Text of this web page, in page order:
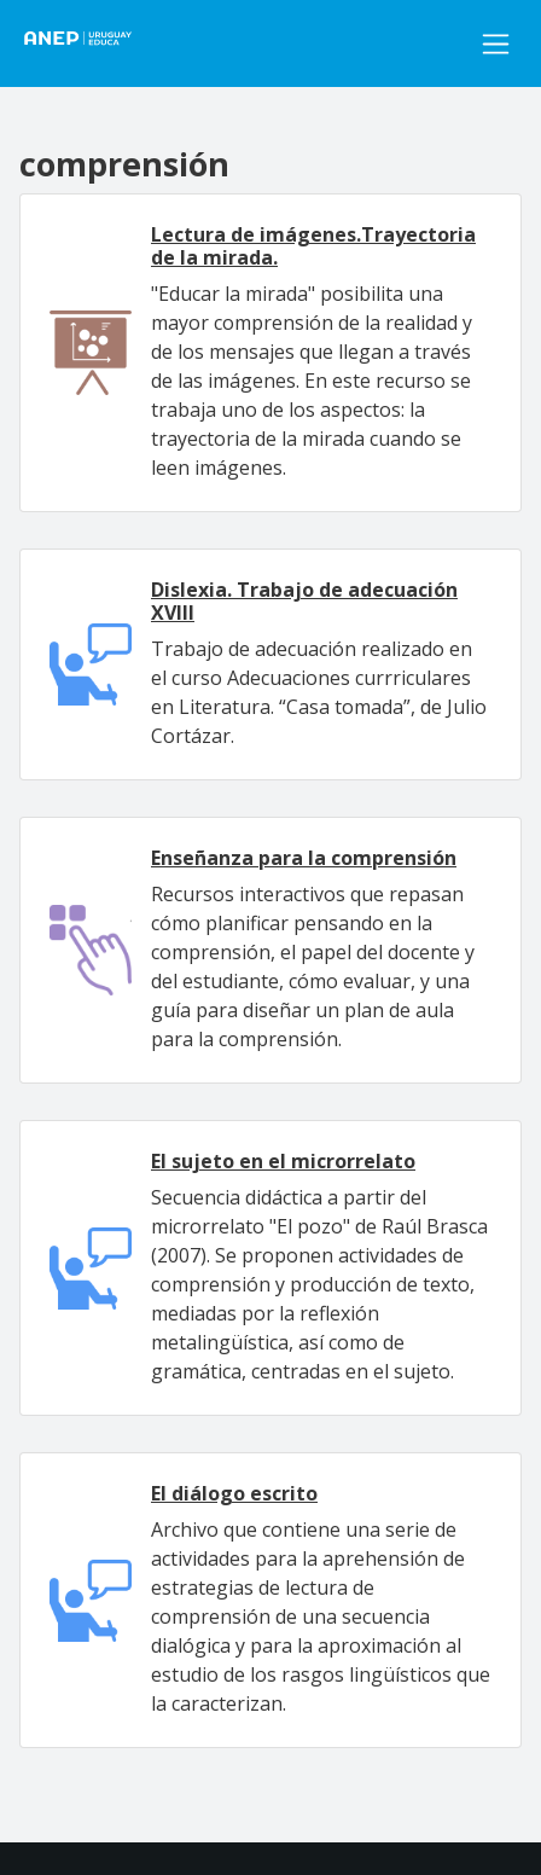
comprensión
Lectura de imágenes.Trayectoria
de la mirada.
"Educar la mirada" posibilita una
mayor comprensión de la realidad y
de los mensajes que llegan a través
de las imágenes. En este recurso se
trabaja uno de los aspectos: la
trayectoria de la mirada cuando se
leen imágenes.
Dislexia. Trabajo de adecuación
XVIII
Trabajo de adecuación realizado en
el curso Adecuaciones currriculares
en Literatura. “Casa tomada”, de Julio
Cortázar.
Enseñanza para la comprensión
Recursos interactivos que repasan
cómo planificar pensando en la
comprensión, el papel del docente y
del estudiante, cómo evaluar, y una
guía para diseñar un plan de aula
para la comprensión.
El sujeto en el microrrelato
Secuencia didáctica a partir del
microrrelato "El pozo" de Raúl Brasca
(2007). Se proponen actividades de
comprensión y producción de texto,
mediadas por la reflexión
metalingüística, así como de
gramática, centradas en el sujeto.
El diálogo escrito
Archivo que contiene una serie de
actividades para la aprehensión de
estrategias de lectura de
comprensión de una secuencia
dialógica y para la aproximación al
estudio de los rasgos lingüísticos que
la caracterizan.